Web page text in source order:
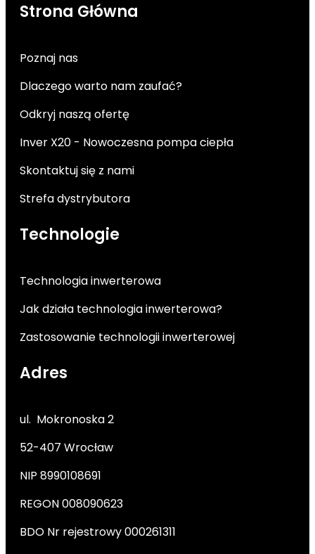
Strona Główna
Poznaj nas
Dlaczego warto nam zaufać?
Odkryj naszą ofertę
Inver X20 - Nowoczesna pompa ciepła
Skontaktuj się z nami
Strefa dystrybutora
Technologie
Technologia inwerterowa
Jak działa technologia inwerterowa?
Zastosowanie technologii inwerterowej
Adres
ul. Mokronoska 2
52-407 Wrocław
NIP 8990108691
REGON 008090623
BDO Nr rejestrowy 000261311